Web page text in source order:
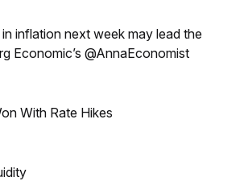
inflation next week may lead the
Economic’s @AnnaEconomist
With Rate Hikes